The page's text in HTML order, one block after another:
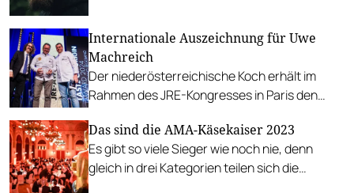
Auszeichnung im Restaurantguide 2024.
Internationale Auszeichnung für Uwe
Machreich
Der niederösterreichische Koch erhält im
Rahmen des JRE-Kongresses in Paris den
Das sind die AMA-Käsekaiser 2023
Es gibt so viele Sieger wie noch nie, denn
gleich in drei Kategorien teilen sich die